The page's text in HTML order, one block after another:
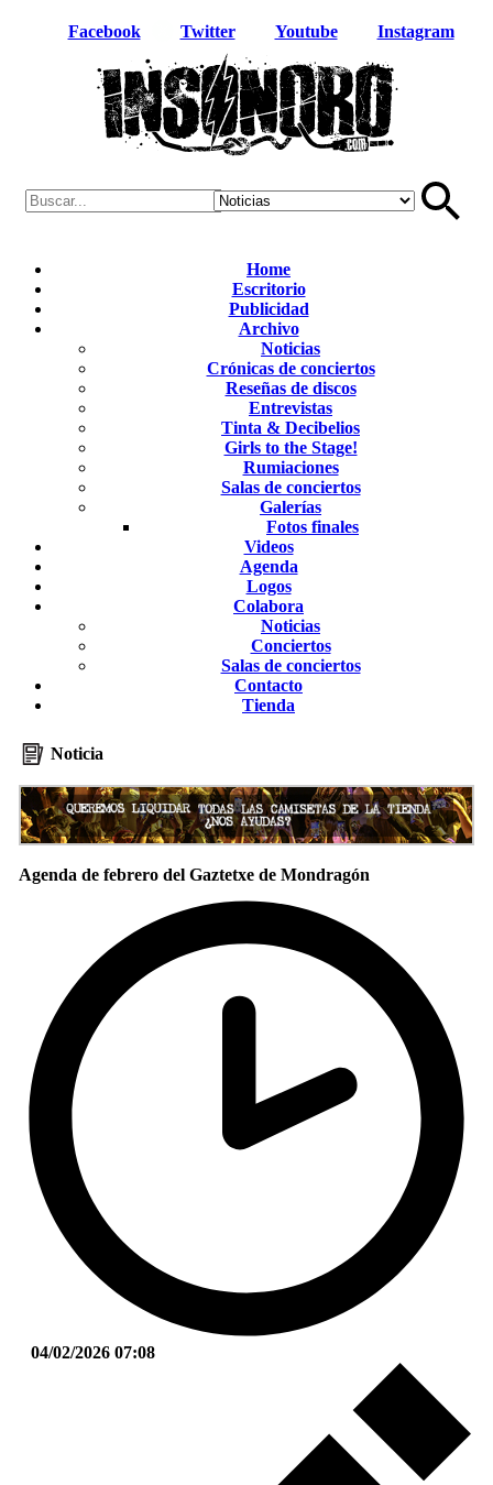
Facebook Twitter Youtube Instagram
Home
Escritorio
Publicidad
Archivo
Noticias
Crónicas de conciertos
Reseñas de discos
Entrevistas
Tinta & Decibelios
Girls to the Stage!
Rumiaciones
Salas de conciertos
Galerías
Fotos finales
Videos
Agenda
Logos
Colabora
Noticias
Conciertos
Salas de conciertos
Contacto
Tienda
Noticia
Agenda de febrero del Gaztetxe de Mondragón
04/02/2026 07:08